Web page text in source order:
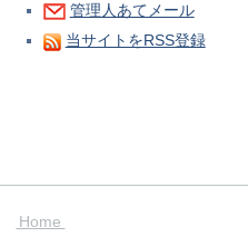
管理人あてメール
当サイトをRSS登録
Home